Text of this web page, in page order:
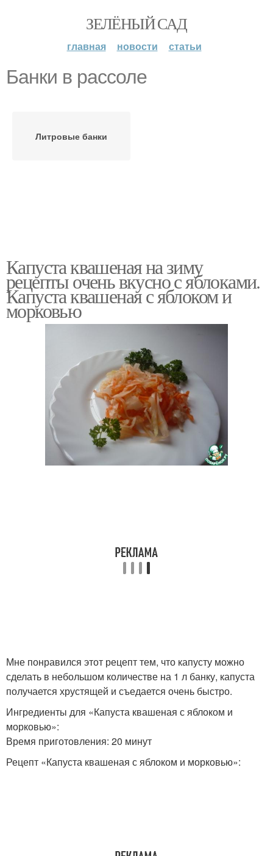
ЗЕЛЁНЫЙ САД
главная новости статьи
Банки в рассоле
Литровые банки
Капуста квашеная на зиму
рецепты очень вкусно с яблоками.
Капуста квашеная с яблоком и
морковью
Мне понравился этот рецепт тем, что капусту можно
сделать в небольшом количестве на 1 л банку, капуста
получается хрустящей и съедается очень быстро.
Ингредиенты для «Капуста квашеная с яблоком и
морковью»:
Время приготовления: 20 минут
Рецепт «Капуста квашеная с яблоком и морковью»: